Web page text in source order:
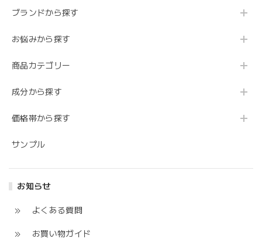
ブランドから探す
お悩みから探す
商品カテゴリー
成分から探す
価格帯から探す
サンプル
お知らせ
よくある質問
お買い物ガイド